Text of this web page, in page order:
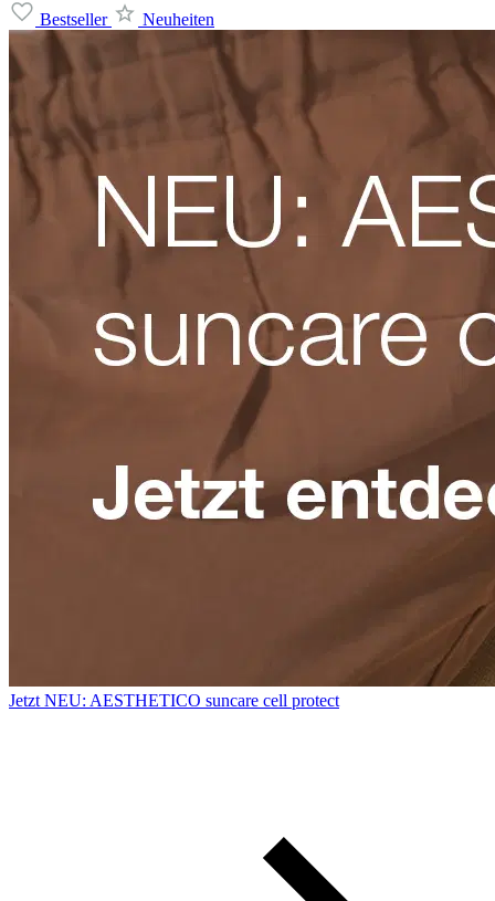
Bestseller
Neuheiten
Jetzt NEU: AESTHETICO suncare cell protect